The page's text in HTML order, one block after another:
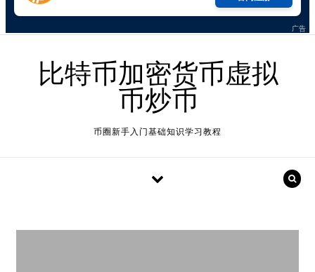
比特币加密货币虚拟
币炒币
币圈新手入门基础知识学习教程